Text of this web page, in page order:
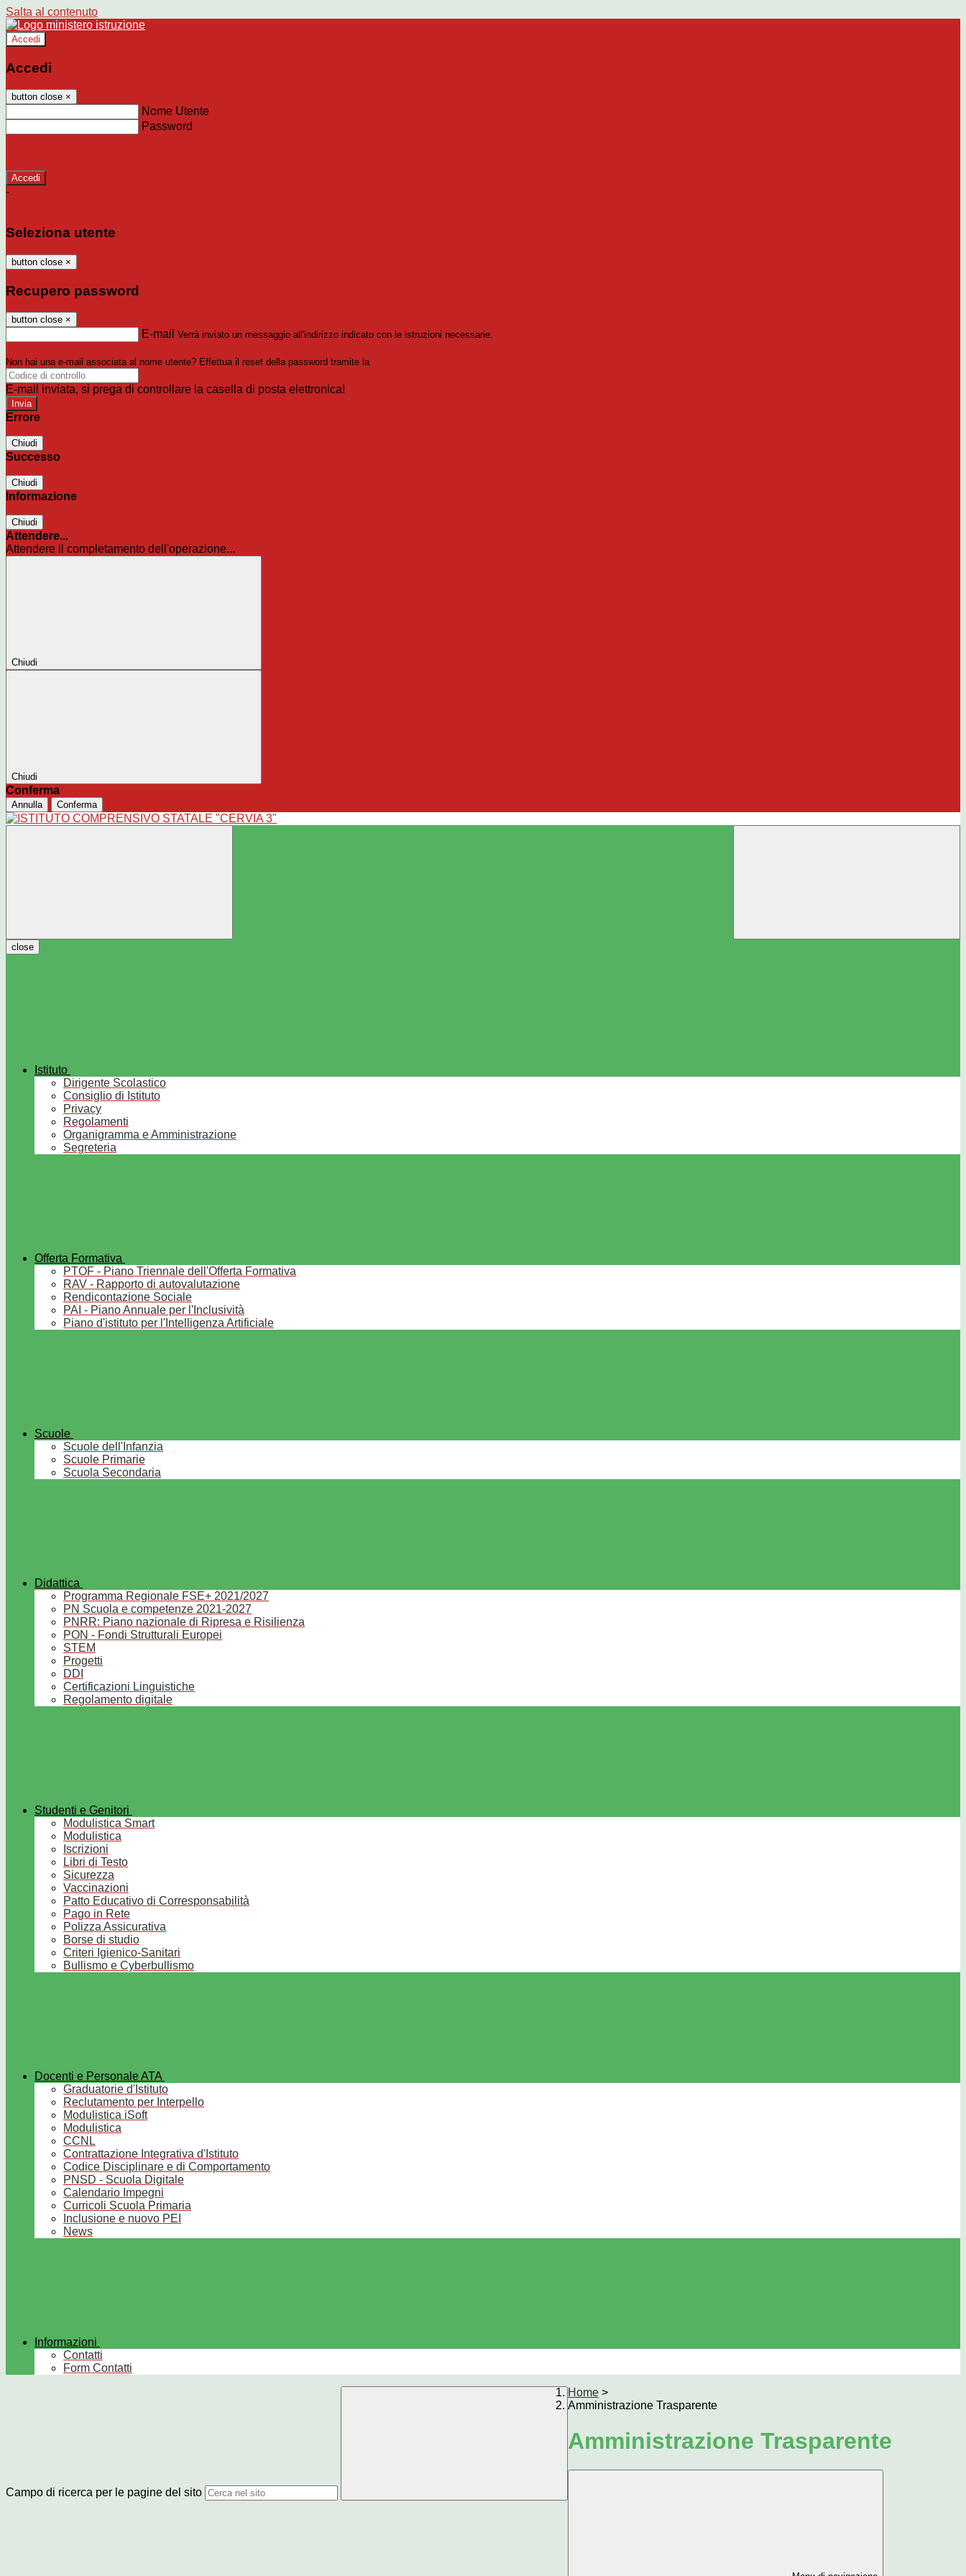
Salta al contenuto
Accedi
Accedi
button close ×
Nome Utente
Password
-
Seleziona utente
button close ×
Recupero password
button close ×
E-mail Verrà inviato un messaggio all'indirizzo indicato con le istruzioni necessarie.
Non hai una e-mail associata al nome utente? Effettua il reset della password tramite la
E-mail inviata, si prega di controllare la casella di posta elettronica!
Errore
Chiudi
Successo
Chiudi
Informazione
Chiudi
Attendere...
Attendere il completamento dell'operazione...
Chiudi
Chiudi
Conferma
Annulla Conferma
close
Istituto
Dirigente Scolastico
Consiglio di Istituto
Privacy
Regolamenti
Organigramma e Amministrazione
Segreteria
Offerta Formativa
PTOF - Piano Triennale dell'Offerta Formativa
RAV - Rapporto di autovalutazione
Rendicontazione Sociale
PAI - Piano Annuale per l'Inclusività
Piano d'istituto per l'Intelligenza Artificiale
Scuole
Scuole dell'Infanzia
Scuole Primarie
Scuola Secondaria
Didattica
Programma Regionale FSE+ 2021/2027
PN Scuola e competenze 2021-2027
PNRR: Piano nazionale di Ripresa e Risilienza
PON - Fondi Strutturali Europei
STEM
Progetti
DDI
Certificazioni Linguistiche
Regolamento digitale
Studenti e Genitori
Modulistica Smart
Modulistica
Iscrizioni
Libri di Testo
Sicurezza
Vaccinazioni
Patto Educativo di Corresponsabilità
Pago in Rete
Polizza Assicurativa
Borse di studio
Criteri Igienico-Sanitari
Bullismo e Cyberbullismo
Docenti e Personale ATA
Graduatorie d'Istituto
Reclutamento per Interpello
Modulistica iSoft
Modulistica
CCNL
Contrattazione Integrativa d'Istituto
Codice Disciplinare e di Comportamento
PNSD - Scuola Digitale
Calendario Impegni
Curricoli Scuola Primaria
Inclusione e nuovo PEI
News
Informazioni
Contatti
Form Contatti
Campo di ricerca per le pagine del sito
Home >
Amministrazione Trasparente
Amministrazione Trasparente